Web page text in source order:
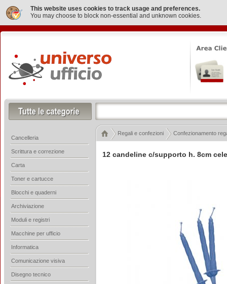
This website uses cookies to track usage and preferences.
You may choose to block non-essential and unknown cookies.
12 candeline c/supporto h. 8cm
Regali e confezioni Confezionamento
Cancelleria
Scrittura e correzione
Carta
Toner e cartucce
Blocchi e quaderni
Archiviazione
Moduli e registri
Macchine per ufficio
Informatica
Comunicazione visiva
Disegno tecnico